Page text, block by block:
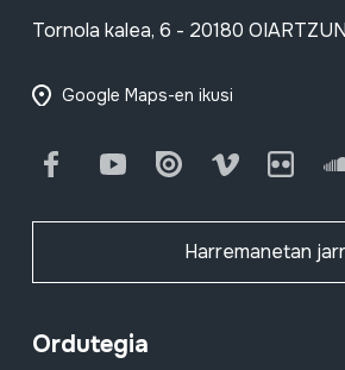
Tornola kalea, 6 - 20180 OIARTZUN
Google Maps-en ikusi
FacebookYoutube Issuu Vimeo Flickr
Harremanetan
Ordutegia